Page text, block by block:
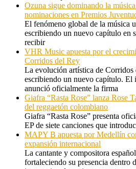
Ozuna sigue dominando la
nominaciones en Premios
El fenómeno global de la música
escribiendo un nuevo capítulo en
recibir
VHR Music apuesta por el
Corridos del Rey
La evolución artística de Corridos
escribiendo un nuevo capítulo. El
anunció oficialmente la firma
Giafra “Rasta Rose” lanza Rose
del reggaetón colombiano
Giafra “Rasta Rose” presenta
EP de siete canciones que
MAPY B apuesta por Medellín
expansión internacional
La cantante y compositora
fortaleciendo su presencia dentro